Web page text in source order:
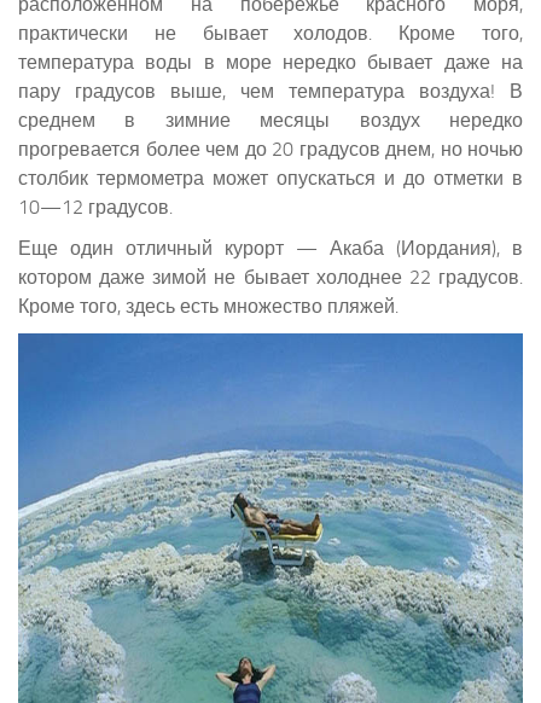
расположенном на побережье красного моря,
практически не бывает холодов. Кроме того,
температура воды в море нередко бывает даже на
пару градусов выше, чем температура воздуха! В
среднем в зимние месяцы воздух нередко
прогревается более чем до 20 градусов днем, но ночью
столбик термометра может опускаться и до отметки в
10—12 градусов.
Еще один отличный курорт — Акаба (Иордания), в
котором даже зимой не бывает холоднее 22 градусов.
Кроме того, здесь есть множество пляжей.